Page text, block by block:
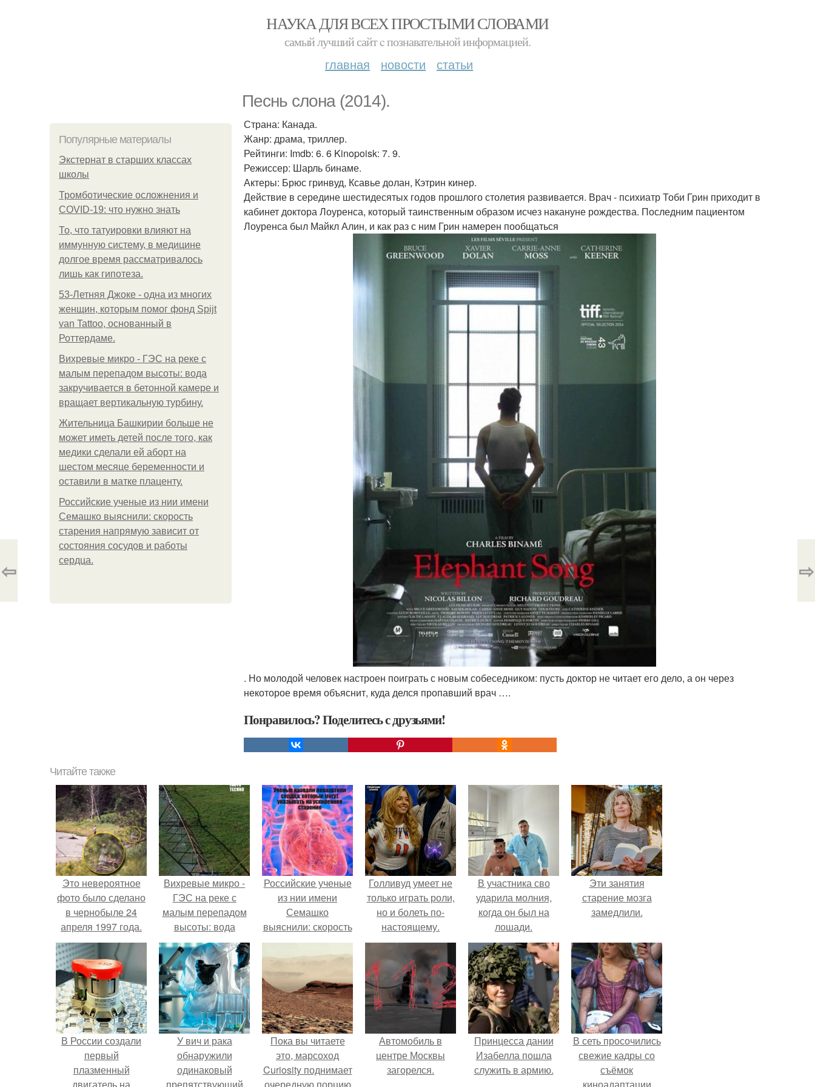
НАУКА ДЛЯ ВСЕХ ПРОСТЫМИ СЛОВАМИ
самый лучший сайт c познавательной информацией.
главная новости статьи
Песнь слона (2014).
Популярные материалы
Экстернат в старших классах
школы
Тромботические осложнения и
COVID-19: что нужно знать
То, что татуировки влияют на
иммунную систему, в медицине
долгое время рассматривалось
лишь как гипотеза.
53-Летняя Джоке - одна из многих
женщин, которым помог фонд Spijt
van Tattoo, основанный в
Роттердаме.
Вихревые микро - ГЭС на реке с
малым перепадом высоты: вода
закручивается в бетонной камере и
вращает вертикальную турбину.
Жительница Башкирии больше не
может иметь детей после того, как
медики сделали ей аборт на
шестом месяце беременности и
оставили в матке плаценту.
Российские ученые из нии имени
Семашко выяснили: скорость
старения напрямую зависит от
состояния сосудов и работы
сердца.
Страна: Канада.
Жанр: драма, триллер.
Рейтинги: Imdb: 6. 6 Kinopoisk: 7. 9.
Режиссер: Шарль бинаме.
Актеры: Брюс гринвуд, Ксавье долан, Кэтрин кинер.
Действие в середине шестидесятых годов прошлого столетия развивается. Врач - психиатр Тоби Грин приходит в
кабинет доктора Лоуренса, который таинственным образом исчез накануне рождества. Последним пациентом
Лоуренса был Майкл Алин, и как раз с ним Грин намерен пообщаться
. Но молодой человек настроен поиграть с новым собеседником: пусть доктор не читает его дело, а он через
некоторое время объяснит, куда делся пропавший врач ….
Понравилось? Поделитесь с друзьями!
⇦ ⇨
Читайте также
Это невероятное
фото было сделано
в чернобыле 24
апреля 1997 года.
Вихревые микро -
ГЭС на реке с
малым перепадом
высоты: вода
закручивается в
бетонной камере и
вращает
вертикальную
турбину.
Российские ученые
из нии имени
Семашко
выяснили: скорость
старения напрямую
зависит от
состояния сосудов
и работы сердца.
Голливуд умеет не
только играть роли,
но и болеть по-
настоящему.
В участника сво
ударила молния,
когда он был на
лошади.
Эти занятия
старение мозга
замедлили.
В России создали
первый
плазменный
У вич и рака
обнаружили
одинаковый
Пока вы читаете
это, марсоход
Curiosity поднимает
Автомобиль в
центре Москвы
загорелся.
Принцесса дании
Изабелла пошла
служить в армию.
В сеть просочились
свежие кадры со
съёмок